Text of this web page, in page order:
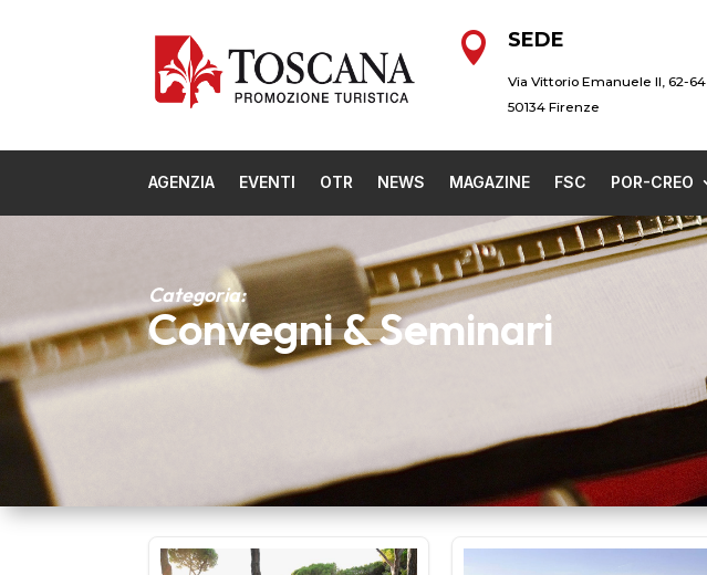
 SEDE
Via Vittorio Emanuele II, 62-64
50134 Firenze
AGENZIA EVENTI OTR NEWS MAGAZINE FSC POR-CREO
Categoria:
Convegni & Seminari